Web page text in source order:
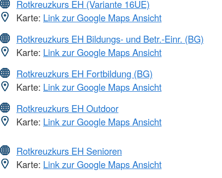
Rotkreuzkurs EH (Variante 16UE)
Karte: Link zur Google Maps Ansicht
Rotkreuzkurs EH Bildungs- und Betr.-Einr. (BG)
Karte: Link zur Google Maps Ansicht
Rotkreuzkurs EH Fortbildung (BG)
Karte: Link zur Google Maps Ansicht
Rotkreuzkurs EH Outdoor
Karte: Link zur Google Maps Ansicht
Rotkreuzkurs EH Senioren
Karte: Link zur Google Maps Ansicht